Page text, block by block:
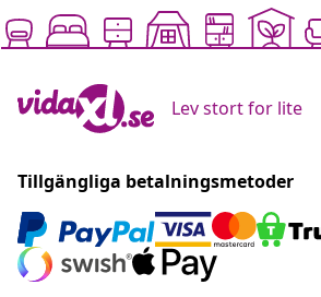
Lev stort for lite
Tillgängliga betalningsmetoder